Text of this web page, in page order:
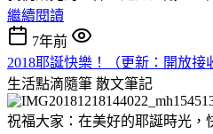
繼續閱讀
7年前
2018耶誕快樂！（更新：開放接
生活點滴隨筆 散文筆記
祝福大家：在美好的耶誕時光，